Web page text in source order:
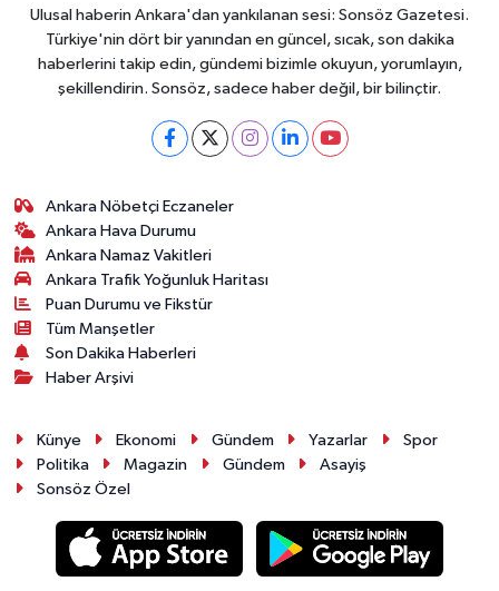
Ulusal haberin Ankara'dan yankılanan sesi: Sonsöz Gazetesi.
Türkiye'nin dört bir yanından en güncel, sıcak, son dakika
haberlerini takip edin, gündemi bizimle okuyun, yorumlayın,
şekillendirin. Sonsöz, sadece haber değil, bir bilinçtir.
Ankara Nöbetçi Eczaneler
Ankara Hava Durumu
Ankara Namaz Vakitleri
Ankara Trafik Yoğunluk Haritası
Puan Durumu ve Fikstür
Tüm Manşetler
Son Dakika Haberleri
Haber Arşivi
Künye Ekonomi Gündem Yazarlar
Spor
Politika
Magazin Gündem
Asayiş
Sonsöz Özel